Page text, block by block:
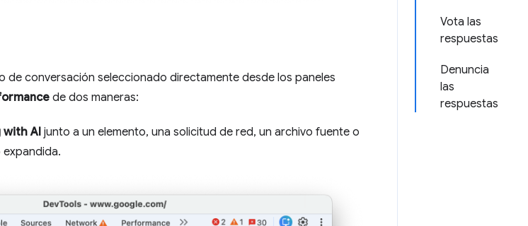
Vota las
respuestas
Denuncia
las
respuestas
de conversación seleccionado directamente desde los paneles
de dos maneras:
with AI junto a un elemento, una solicitud de red, un archivo fuente o